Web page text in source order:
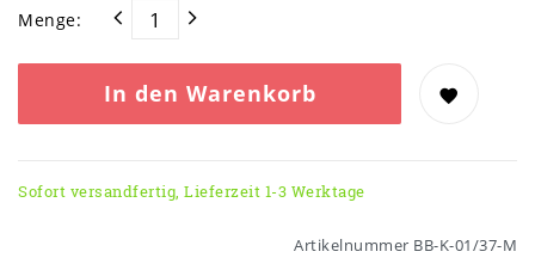
Menge:
In den Warenkorb
Sofort versandfertig, Lieferzeit 1-3 Werktage
Artikelnummer BB-K-01/37-M